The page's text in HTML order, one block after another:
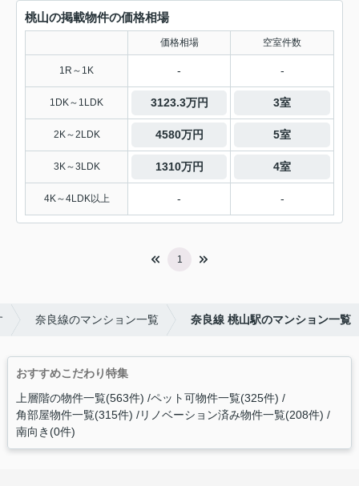
桃山の掲載物件の価格相場
価格相場 空室件数
1R～1K - -
1DK～1LDK 3123.3万円 3室
2K～2LDK 4580万円 5室
3K～3LDK 1310万円 4室
4K～4LDK以上 - -
1
奈良線のマンション一覧 奈良線 桃山駅のマンション一覧
おすすめこだわり特集
上層階の物件一覧(563件) ペット可物件一覧(325件)
角部屋物件一覧(315件) リノベーション済み物件一覧(208件)
南向き(0件)